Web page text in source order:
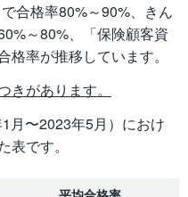
合格率80%～90%、きん
～80%、「保険顧客資
率が推移しています。
があります。
月〜2023年5月）におけ
です。